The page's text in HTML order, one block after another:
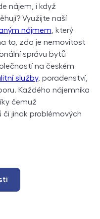
nájem, i když
Využijte naší
nájmem , který
to, zda je nemovitost
správu bytů
na českém
služby, poradenství,
Každého nájemníka
čemuž
či jinak problémových